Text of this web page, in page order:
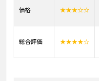
価格 ★★★☆☆
総合評価 ★★★★☆